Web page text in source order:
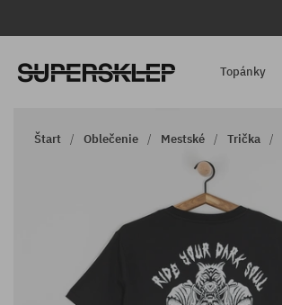
Topánky
Štart Oblečenie Mestské Trička